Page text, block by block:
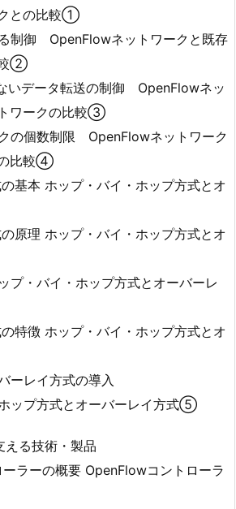
との比較①
制御 OpenFlowネットワークと既存
較②
いデータ転送の制御 OpenFlowネッ
ワークの比較③
の個数制限 OpenFlowネットワーク
の比較④
基本 ホップ・バイ・ホップ方式とオ
原理 ホップ・バイ・ホップ方式とオ
プ・バイ・ホップ方式とオーバーレ
特徴 ホップ・バイ・ホップ方式とオ
ーレイ方式の導入
ップ方式とオーバーレイ方式⑤
る技術・製品
ラーの概要 OpenFlowコントローラ